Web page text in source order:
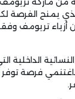
يمنح الفرصة
أزياء تريومف
الداخلية
فاغتنمي فرصة توفر